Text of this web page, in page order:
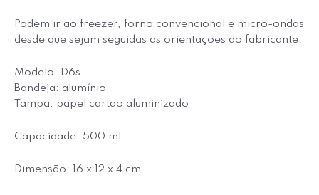
Podem ir ao freezer, forno convencional e micro-ondas
desde que sejam seguidas as orientações do fabricante.
Modelo: D6s
Bandeja: alumínio
Tampa: papel cartão aluminizado
Capacidade: 500 ml
Dimensão: 16 x 12 x 4 cm